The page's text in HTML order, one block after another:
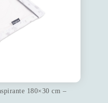
180×30 cm –